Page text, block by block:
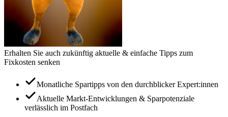
Erhalten Sie auch zukünftig aktuelle & einfache Tipps zum
Fixkosten senken
Monatliche Spartipps von den durchblicker Expert:innen
Aktuelle Markt-Entwicklungen & Sparpotenziale
verlässlich im Postfach